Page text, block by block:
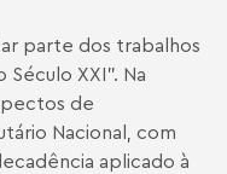
parte dos trabalhos
XXI”. Na
de
Nacional, com
aplicado à